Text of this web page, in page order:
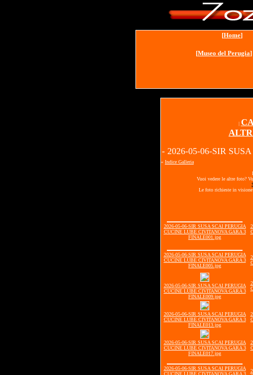
[Home]
[Museo del Perugia
|
- 2026-05-06-SIR
« Indice Galleria
Vuoi vedere le altre foto?
Le foto richieste in
2026-05-06-SIR SUSA SCAI PERUGIA
CUCINE LUBE CIVITANOVA GARA 3
FINALE001.jpg
2026-05-06-SIR SUSA SCAI PERUGIA
CUCINE LUBE CIVITANOVA GARA 3
FINALE005.jpg
2026-05-06-SIR SUSA SCAI PERUGIA
CUCINE LUBE CIVITANOVA GARA 3
FINALE009.jpg
2026-05-06-SIR SUSA SCAI PERUGIA
CUCINE LUBE CIVITANOVA GARA 3
FINALE013.jpg
2026-05-06-SIR SUSA SCAI PERUGIA
CUCINE LUBE CIVITANOVA GARA 3
FINALE017.jpg
2026-05-06-SIR SUSA SCAI PERUGIA
CUCINE LUBE CIVITANOVA GARA 3